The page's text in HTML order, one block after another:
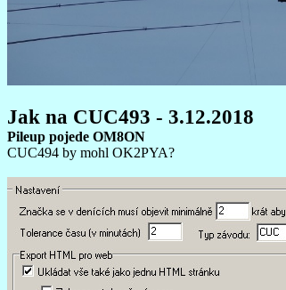
Jak na CUC493 - 3.12.2018
Pileup pojede OM8ON
CUC494 by mohl OK2PYA?